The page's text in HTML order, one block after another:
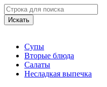
Искать
Супы
Вторые блюда
Салаты
Несладкая выпечка